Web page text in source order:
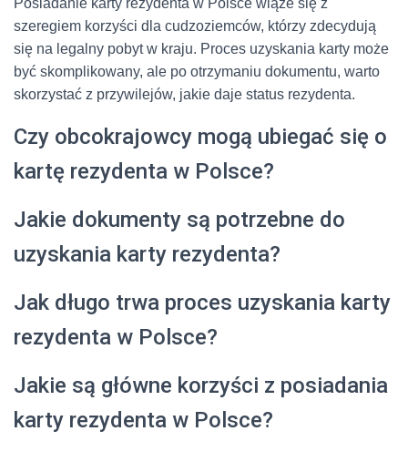
Posiadanie karty rezydenta w Polsce wiąże się z
szeregiem korzyści dla cudzoziemców, którzy zdecydują
się na legalny pobyt w kraju. Proces uzyskania karty może
być skomplikowany, ale po otrzymaniu dokumentu, warto
skorzystać z przywilejów, jakie daje status rezydenta.
Czy obcokrajowcy mogą ubiegać się o
kartę rezydenta w Polsce?
Jakie dokumenty są potrzebne do
uzyskania karty rezydenta?
Jak długo trwa proces uzyskania karty
rezydenta w Polsce?
Jakie są główne korzyści z posiadania
karty rezydenta w Polsce?